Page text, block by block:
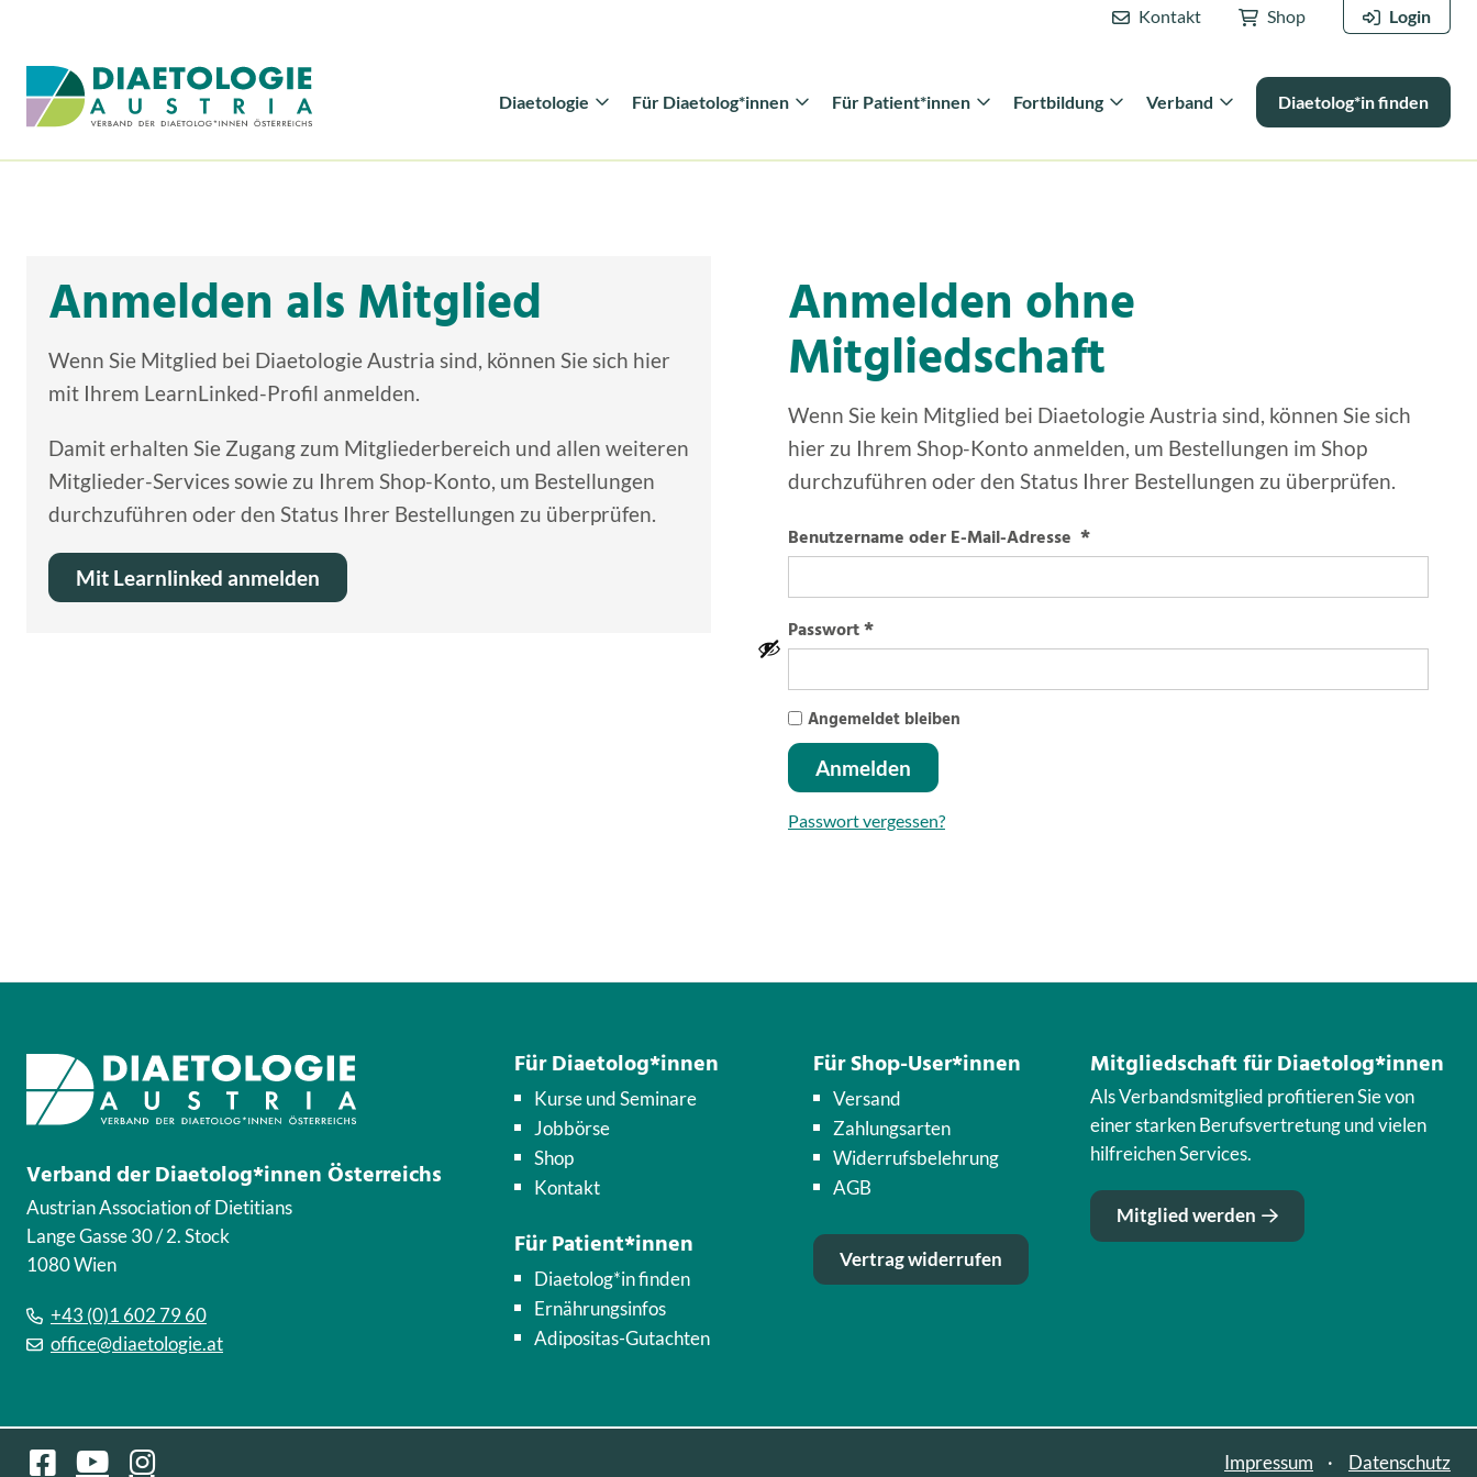
Kontakt Shop Login
Diaetologie Für Diaetolog*innen Für Patient*innen Fortbildung Verband Diaetolog*in finden
Anmelden als Mitglied
Wenn Sie Mitglied bei Diaetologie Austria sind, können Sie sich hier
mit Ihrem LearnLinked-Profil anmelden.
Damit erhalten Sie Zugang zum Mitgliederbereich und allen weiteren
Mitglieder-Services sowie zu Ihrem Shop-Konto, um Bestellungen
durchzuführen oder den Status Ihrer Bestellungen zu überprüfen.
Mit Learnlinked anmelden
Anmelden ohne
Mitgliedschaft
Wenn Sie kein Mitglied bei Diaetologie Austria sind, können Sie sich
hier zu Ihrem Shop-Konto anmelden, um Bestellungen im Shop
durchzuführen oder den Status Ihrer Bestellungen zu überprüfen.
Benutzername oder E-Mail-Adresse *
Passwort*
Angemeldet bleiben
Anmelden
Passwort vergessen?
Verband der Diaetolog*innen Österreichs
Austrian Association of Dietitians
Lange Gasse 30 / 2. Stock
1080 Wien
+43 (0)1 602 79 60
office@diaetologie.at
Für Diaetolog*innen
Kurse und Seminare
Jobbörse
Shop
Kontakt
Für Patient*innen
Diaetolog*in finden
Ernährungsinfos
Adipositas-Gutachten
Für Shop-User*innen
Versand
Zahlungsarten
Widerrufsbelehrung
AGB
Vertrag widerrufen
Mitgliedschaft für Diaetolog*innen
Als Verbandsmitglied profitieren Sie von
einer starken Berufsvertretung und vielen
hilfreichen Services.
Mitglied werden
Impressum Datenschutz